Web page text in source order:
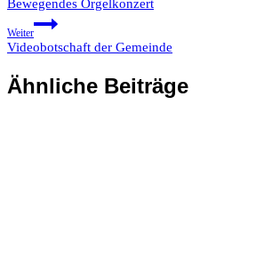
Bewegendes Orgelkonzert
Weiter
Videobotschaft der Gemeinde
Ähnliche Beiträge